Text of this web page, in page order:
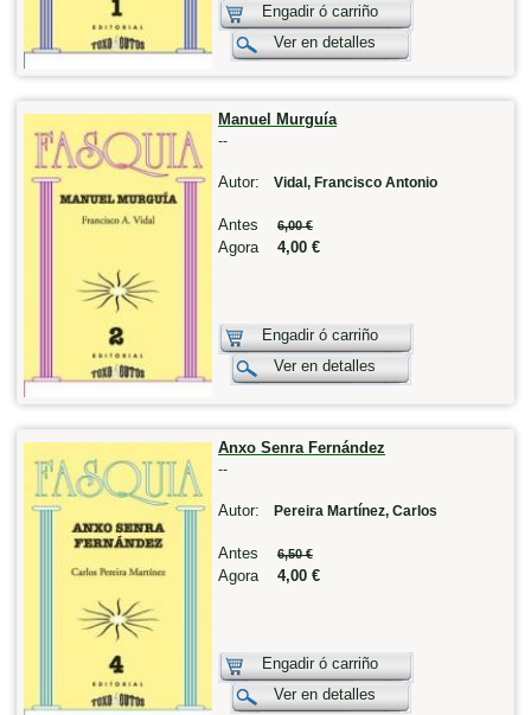
Engadir ó carriño
Ver en detalles
Manuel Murguía
--
Autor: Vidal, Francisco Antonio
Antes 6,00 €
Agora 4,00 €
Engadir ó carriño
Ver en detalles
Anxo Senra Fernández
--
Autor: Pereira Martínez, Carlos
Antes 6,50 €
Agora 4,00 €
Engadir ó carriño
Ver en detalles